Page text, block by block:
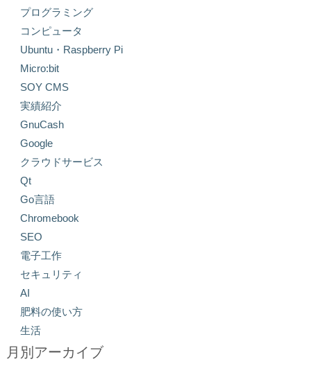
プログラミング
コンピュータ
Ubuntu・Raspberry Pi
Micro:bit
SOY CMS
実績紹介
GnuCash
Google
クラウドサービス
Qt
Go言語
Chromebook
SEO
電子工作
セキュリティ
AI
肥料の使い方
生活
月別アーカイブ